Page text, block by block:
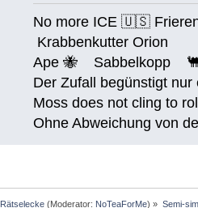
No more ICE 🇺🇸
Krabbenkutter Orion
Ape 🐝 Sabbelkopp
Der Zufall begünstigt
Moss does not cling to
Ohne Abweichung von
Rätselecke (Moderator: NoTeaForMe) » Semi-